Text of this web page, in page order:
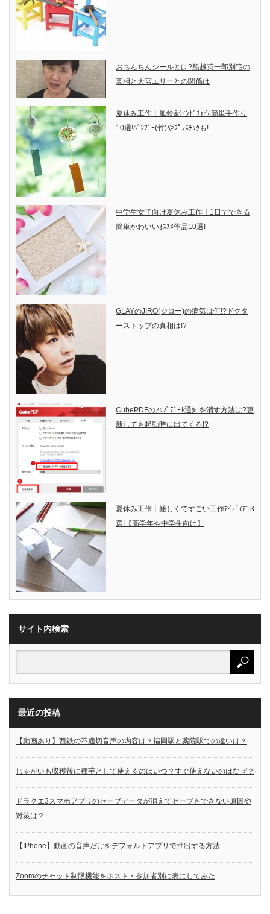
おちんちんシールとは?船越英一郎別宅の
真相と大宮エリーとの関係は
夏休み工作丨風鈴&ｳｨﾝﾄﾞﾁｬｲﾑ簡単手作り
10選!ﾊﾞﾝﾌﾞｰ(竹)やﾌﾟﾗｽﾁｯｸも!
中学生女子向け夏休み工作｜1日でできる
簡単かわいいｵｽｽﾒ作品10選!
GLAYのJIRO(ジロー)の病気は何!?ドクタ
ーストップの真相は!?
CubePDFのｱｯﾌﾟﾃﾞｰﾄ通知を消す方法は?更
新しても起動時に出てくる!?
夏休み工作丨難しくてすごい工作ｱｲﾃﾞｨｱ13
選!【高学年や中学生向け】
サイト内検索
最近の投稿
【動画あり】西鉄の不適切音声の内容は？福岡駅と薬院駅での違いは？
じゃがいも収穫後に種芋として使えるのはいつ？すぐ使えないのはなぜ？
ドラクエ3スマホアプリのセーブデータが消えてセーブもできない原因や
対策は？
【IPhone】動画の音声だけをデフォルトアプリで抽出する方法
Zoomのチャット制限機能をホスト・参加者別に表にしてみた